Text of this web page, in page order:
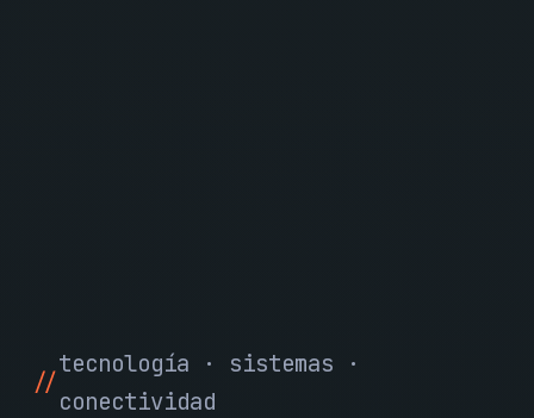
tecnología · sistemas ·
conectividad